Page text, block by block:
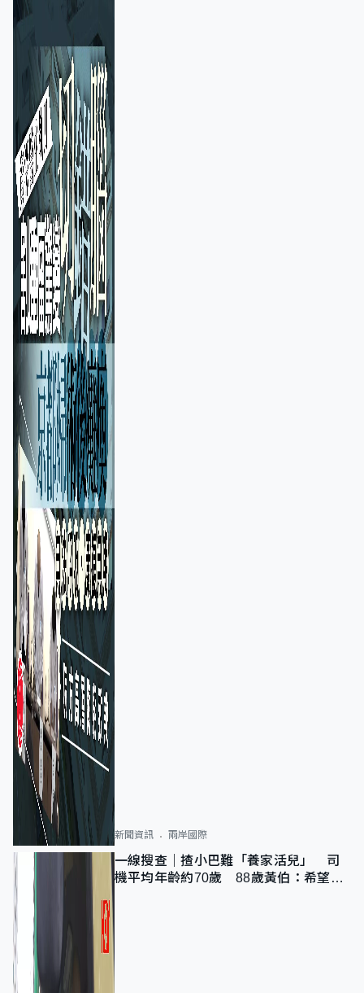
新聞資訊 兩岸國際
一線搜查｜揸小巴難「養家活兒」 司
機平均年齡約70歲 88歲黃伯：希望一